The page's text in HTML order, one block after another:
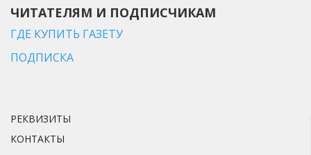
ЧИТАТЕЛЯМ И ПОДПИСЧИКАМ
ГДЕ КУПИТЬ ГАЗЕТУ
ПОДПИСКА
РЕКВИЗИТЫ
КОНТАКТЫ